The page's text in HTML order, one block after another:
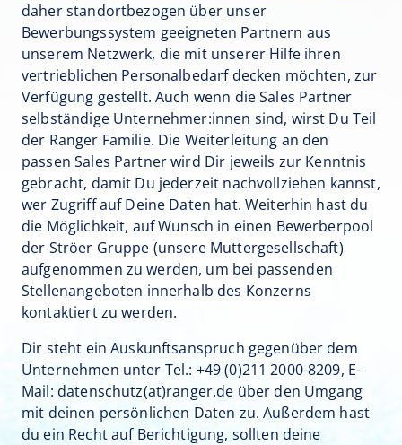
daher standortbezogen über unser
Bewerbungssystem geeigneten Partnern aus
unserem Netzwerk, die mit unserer Hilfe ihren
vertrieblichen Personalbedarf decken möchten, zur
Verfügung gestellt. Auch wenn die Sales Partner
selbständige Unternehmer:innen sind, wirst Du Teil
der Ranger Familie. Die Weiterleitung an den
passen Sales Partner wird Dir jeweils zur Kenntnis
gebracht, damit Du jederzeit nachvollziehen kannst,
wer Zugriff auf Deine Daten hat. Weiterhin hast du
die Möglichkeit, auf Wunsch in einen Bewerberpool
der Ströer Gruppe (unsere Muttergesellschaft)
aufgenommen zu werden, um bei passenden
Stellenangeboten innerhalb des Konzerns
kontaktiert zu werden.
Dir steht ein Auskunftsanspruch gegenüber dem
Unternehmen unter Tel.: +49 (0)211 2000-8209, E-
Mail: datenschutz(at)ranger.de über den Umgang
mit deinen persönlichen Daten zu. Außerdem hast
du ein Recht auf Berichtigung, sollten deine